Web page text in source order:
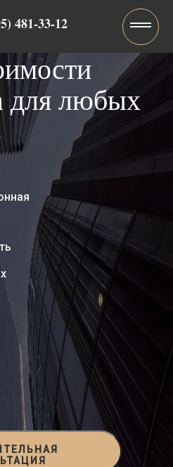
481-33-12‬‬
для любых